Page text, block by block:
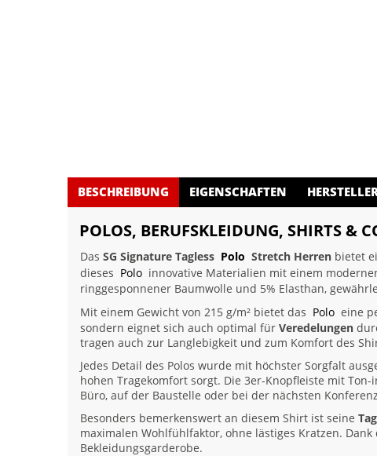
BESCHREIBUNG EIGENSCHAFTEN
POLOS, BERUFSKLEIDUNG, SHIRTS &
Das SG Signature Tagless Polo Stretch Herren bietet
dieses Polo innovative Materialien mit einem
ringgesponnener Baumwolle und 5% Elasthan,
Mit einem Gewicht von 215 g/m² bietet das Polo eine
sondern eignet sich auch optimal für Veredelungen
tragen auch zur Langlebigkeit und zum Komfort des
Jedes Detail des Polos wurde mit höchster Sorgfalt
hohen Tragekomfort sorgt. Die 3er-Knopfleiste mit
Büro, auf der Baustelle oder bei der nächsten
Besonders bemerkenswert an diesem Shirt ist seine
maximalen Wohlfühlfaktor, ohne lästiges Kratzen.
Bekleidungsgarderobe.